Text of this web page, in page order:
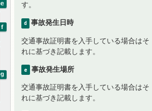
す。
d 事故発生日時
交通事故証明書を入手している場合はそ
れに基づき記載します。
e 事故発生場所
交通事故証明書を入手している場合はそ
れに基づき記載します。